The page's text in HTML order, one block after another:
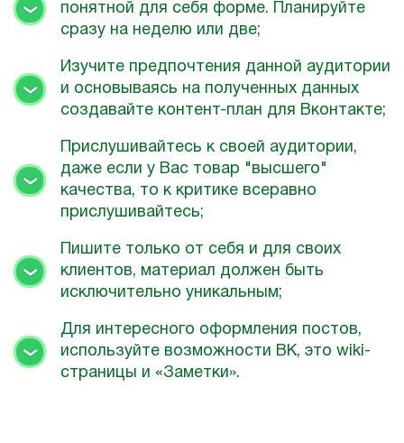
понятной для себя форме. Планируйте
сразу на неделю или две;
Изучите предпочтения данной аудитории
и основываясь на полученных данных
создавайте контент-план для Вконтакте;
Прислушивайтесь к своей аудитории,
даже если у Вас товар "высшего"
качества, то к критике всеравно
прислушивайтесь;
Пишите только от себя и для своих
клиентов, материал должен быть
исключительно уникальным;
Для интересного оформления постов,
используйте возможности ВК, это wiki-
страницы и «Заметки».